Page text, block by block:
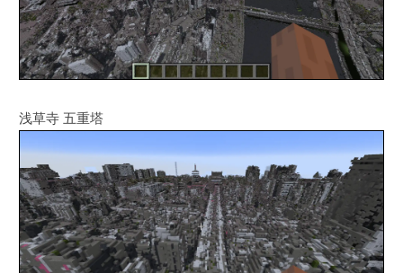
浅草寺 五重塔